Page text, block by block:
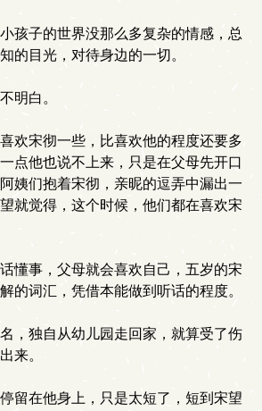
孩子的世界没那么多复杂的情感，总
的目光，对待身边的一切。
明白。
欢宋彻一些，比喜欢他的程度还要多
点他也说不上来，只是在父母先开口
姨们抱着宋彻，亲昵的逗弄中漏出一
就觉得，这个时候，他们都在喜欢宋
懂事，父母就会喜欢自己，五岁的宋
的词汇，凭借本能做到听话的程度。
，独自从幼儿园走回家，就算受了伤
来。
留在他身上，只是太短了，短到宋望